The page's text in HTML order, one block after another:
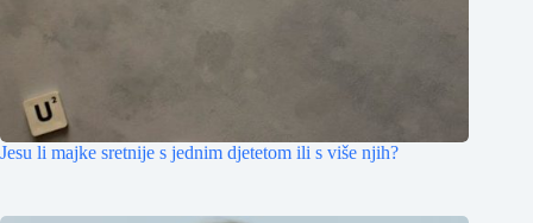
Jesu li majke sretnije s jednim djetetom ili s više njih?